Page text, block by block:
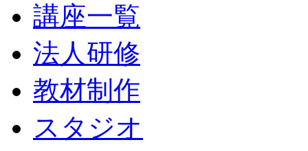
講座一覧
法人研修
教材制作
スタジオ